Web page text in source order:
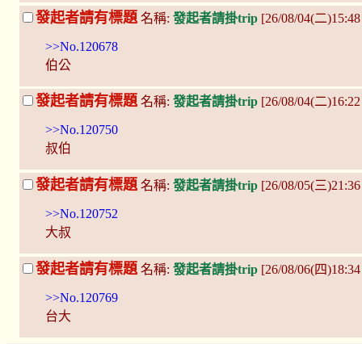
發起者請有標題 名稱: 發起者請掛trip [26/08/04(二
>>No.120678
伯公
發起者請有標題 名稱: 發起者請掛trip [26/08/04(二
>>No.120750
叔伯
發起者請有標題 名稱: 發起者請掛trip [26/08/05(三
>>No.120752
大叔
發起者請有標題 名稱: 發起者請掛trip [26/08/06(四
>>No.120769
台大